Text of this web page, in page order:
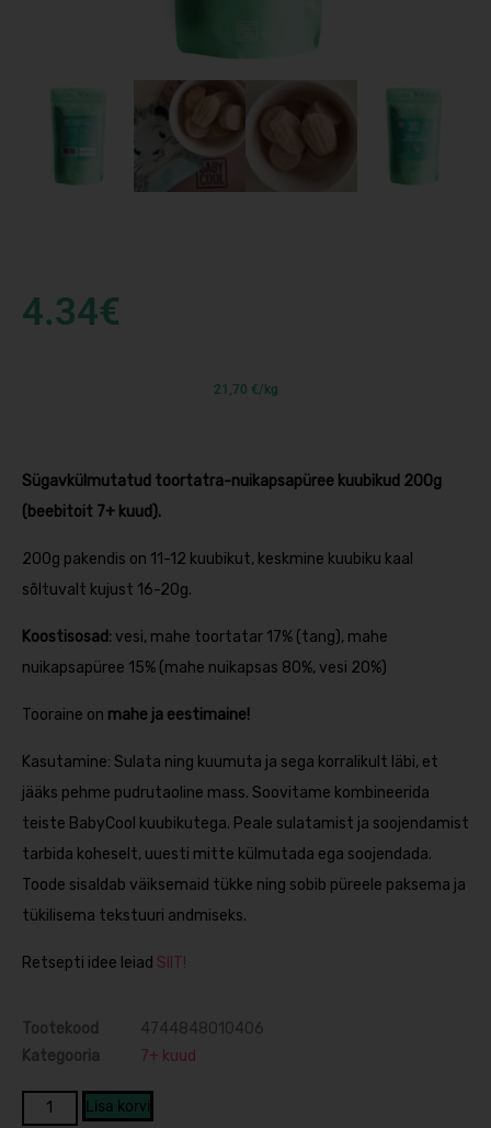
4.34€
21,70 €/kg
Sügavkülmutatud toortatra-nuikapsapüree kuubikud 200g
(beebitoit 7+ kuud).
200g pakendis on 11-12 kuubikut, keskmine kuubiku kaal
sõltuvalt kujust 16-20g.
Koostisosad:vesi, mahe toortatar 17% (tang), mahe
nuikapsapüree 15% (mahe nuikapsas 80%, vesi 20%)
Tooraine on mahe ja eestimaine!
Kasutamine: Sulata ning kuumuta ja sega korralikult läbi, et
jääks pehme pudrutaoline mass. Soovitame kombineerida
teiste BabyCool kuubikutega. Peale sulatamist ja soojendamist
tarbida koheselt, uuesti mitte külmutada ega soojendada.
Toode sisaldab väiksemaid tükke ning sobib püreele paksema ja
tükilisema tekstuuri andmiseks.
Retsepti idee leiad SIIT!
Tootekood
4744848010406
Kategooria
7+ kuud
Lisa korvi